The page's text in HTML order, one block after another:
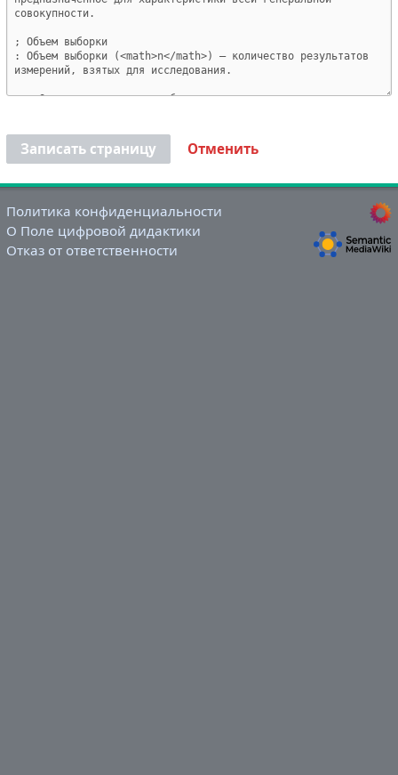
Записать страницу Отменить
Политика конфиденциальности
О Поле цифровой дидактики
Отказ от ответственности